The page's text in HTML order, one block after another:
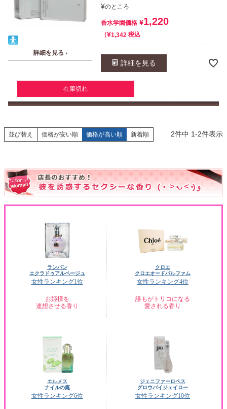
詳細を見る ›
¥のところ
香水学園価格 ¥1,220
¥1,342 税込
詳細を見る
在庫切れ
並び替え 価格が安い順 価格が高い順 新着順 2件中 1-2件表示
ランバン
エクラドゥアルページュ
女性ランキング1位
お姫様を
連想させる香り
クロエ
クロエオードパルファム
女性ランキング4位
誰もがトリコになる
愛される香り
エルメス
ナイルの庭
女性ランキング6位
ジェニファーロペス
グロウバイジェイロー
女性ランキング10位